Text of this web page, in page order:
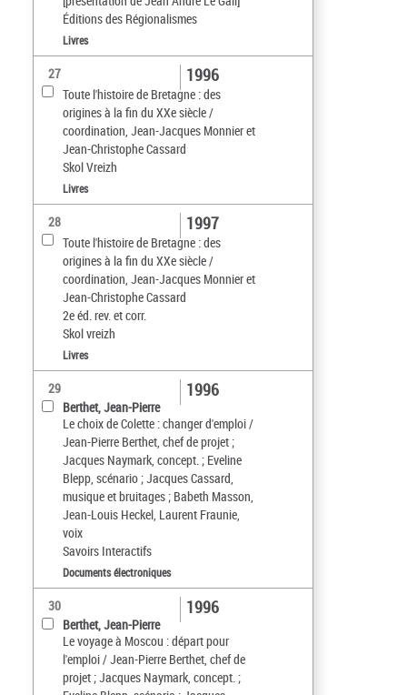
Éditions des Régionalismes
Livres
27
Toute l'histoire de Bretagne : des
origines à la fin du XXe siècle /
coordination, Jean-Jacques Monnier et
Jean-Christophe Cassard
Skol Vreizh
1996
Livres
28
Toute l'histoire de Bretagne : des
origines à la fin du XXe siècle /
coordination, Jean-Jacques Monnier et
Jean-Christophe Cassard
2e éd. rev. et corr.
Skol vreizh
1997
Livres
29
Berthet, Jean-Pierre
Le choix de Colette : changer d'emploi /
Jean-Pierre Berthet, chef de projet ;
Jacques Naymark, concept. ; Eveline
Blepp, scénario ; Jacques Cassard,
musique et bruitages ; Babeth Masson,
Jean-Louis Heckel, Laurent Fraunie,
voix
Savoirs Interactifs
1996
Documents électroniques
30
Berthet, Jean-Pierre
Le voyage à Moscou : départ pour
l'emploi / Jean-Pierre Berthet, chef de
projet ; Jacques Naymark, concept. ;
1996